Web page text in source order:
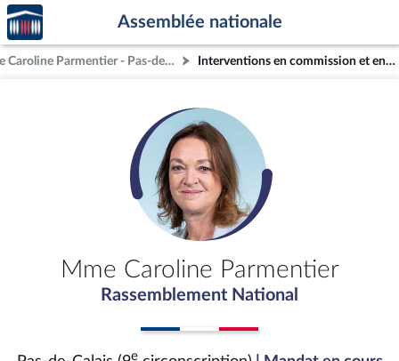
Aller au contenu
Aller en bas de la page
Accèder
à la
page
d'accueil
Assemblée nationale
Mme Caroline Parmentier - Pas-de-Calais (9e circonscription) Interventions en commission et en séance (archives)
Mme Caroline Parmentier
Rassemblement National
e